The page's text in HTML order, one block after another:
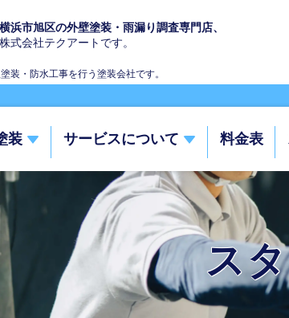
横浜市旭区の外壁塗装・雨漏り調査専門店、
株式会社テクアートです。
装・防水工事を行う塗装会社です。
装 サービスについて 料金表
ス